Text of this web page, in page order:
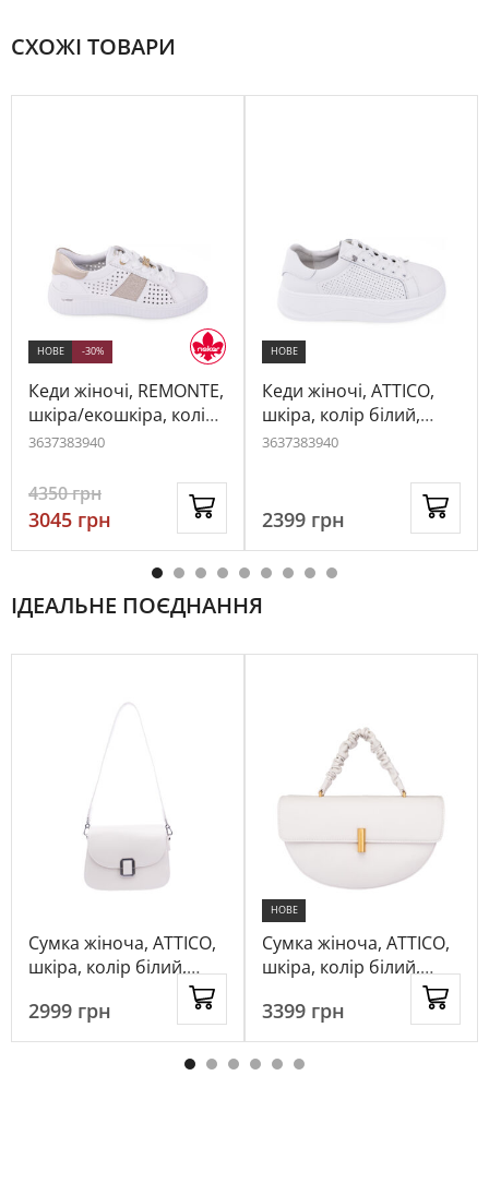
СХОЖІ ТОВАРИ
НОВЕ
Кеди жіночі, REMONTE,
шкіра/екошкіра, колір
білий, 1065198
-30%
3637383940
4350грн
3045 грн
НОВЕ
Кеди жіночі, ATTICO,
шкіра, колір білий,
1070195
3637383940
2399 грн
ІДЕАЛЬНЕ ПОЄДНАННЯ
Сумка жіноча, ATTICO,
шкіра, колір білий,
2999 грн
НОВЕ
Сумка жіноча, ATTICO,
шкіра, колір білий,
3399 грн